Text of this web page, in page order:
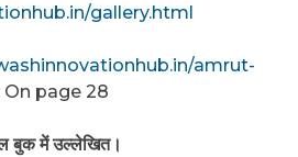
gallery.html
amrut-
On page 28
बुक में उल्लेखित।